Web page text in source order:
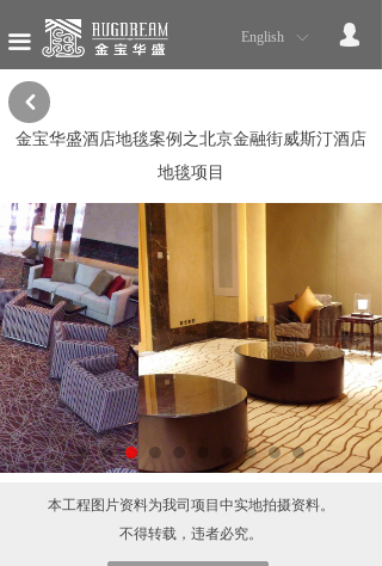
넙
끀
网站首页
我们的品牌
服务流程
星级酒店地毯
政企办公地毯
星级酒店案例
政企办公案例
产品展示
公司新闻
ꀅ
English
金宝华盛酒店地毯案例之北京金融街威斯汀酒店
地毯项目
本工程图片资料为我司项目中实地拍摄资料。
不得转载，违者必究。
낒